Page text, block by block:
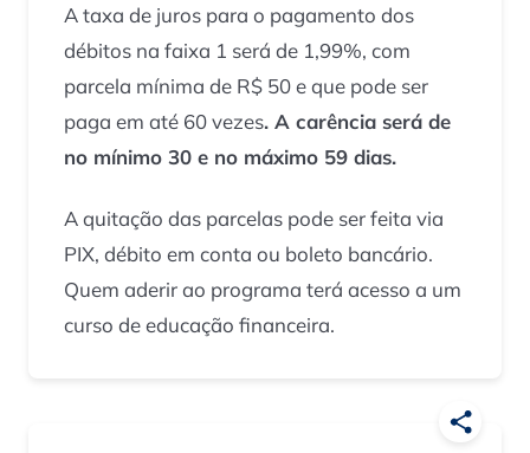
A taxa de juros para o pagamento dos
débitos na faixa 1 será de 1,99%, com
parcela mínima de R$ 50 e que pode ser
paga em até 60 vezes. A carência será de
no mínimo 30 e no máximo 59 dias.
A quitação das parcelas pode ser feita via
PIX, débito em conta ou boleto bancário.
Quem aderir ao programa terá acesso a um
curso de educação financeira.